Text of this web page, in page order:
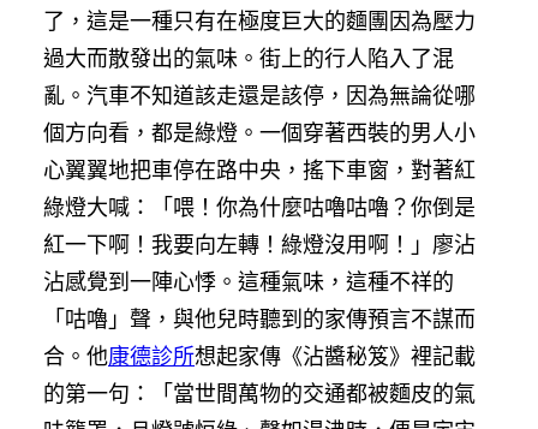
了，這是一種只有在極度巨大的麵團因為壓力
過大而散發出的氣味。街上的行人陷入了混
亂。汽車不知道該走還是該停，因為無論從哪
個方向看，都是綠燈。一個穿著西裝的男人小
心翼翼地把車停在路中央，搖下車窗，對著紅
綠燈大喊：「喂！你為什麼咕嚕咕嚕？你倒是
紅一下啊！我要向左轉！綠燈沒用啊！」廖沾
沾感覺到一陣心悸。這種氣味，這種不祥的
「咕嚕」聲，與他兒時聽到的家傳預言不謀而
合。他康德診所想起家傳《沾醬秘笈》裡記載
的第一句：「當世間萬物的交通都被麵皮的氣